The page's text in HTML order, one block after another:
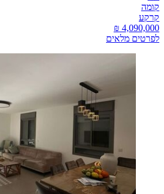
קומה
קרקע
לפרטים מלאים